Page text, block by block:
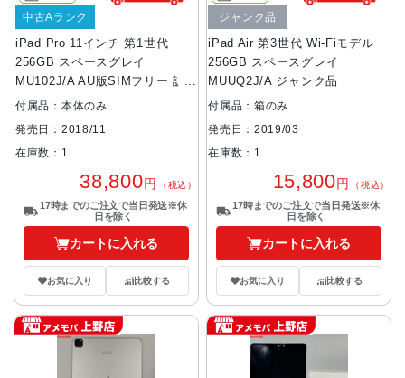
iPad Pro 11インチ 第1世代
256GB スペースグレイ
MU102J/A AU版SIMフリー 訳
あり品 au
中古Aランク
付属品：本体のみ
発売日：2018/11
在庫数：1
38,800円 （税込）
17時までのご注文で当日発送※休
日を除く
カートに入れる
お気に入り 比較する
iPad Air 第3世代 Wi-Fiモデル
256GB スペースグレイ
MUUQ2J/A ジャンク品
ジャンク品
付属品：箱のみ
発売日：2019/03
在庫数：1
15,800円 （税込）
17時までのご注文で当日発送※休
日を除く
カートに入れる
お気に入り 比較する